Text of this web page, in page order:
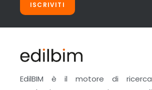
ISCRIVITI
EdilBIM è il motore di ricerca